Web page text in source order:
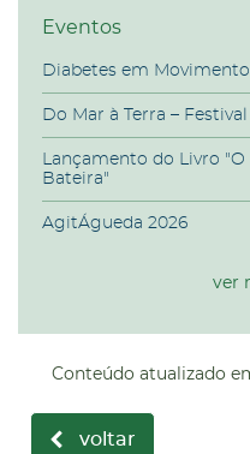
Eventos
Diabetes em Movimento
Do Mar à Terra –
Lançamento do Livro
Bateira"
AgitÁgueda 2026
ver
Conteúdo atualizado
voltar